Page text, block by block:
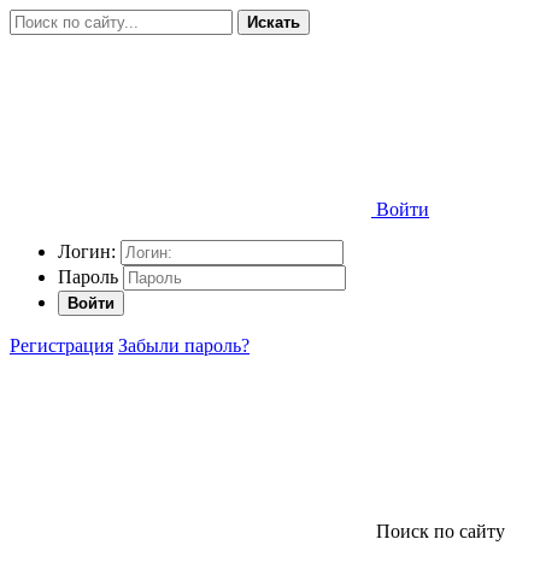
Искать
Войти
Логин:
Пароль
Войти
Регистрация Забыли пароль?
Поиск по сайту